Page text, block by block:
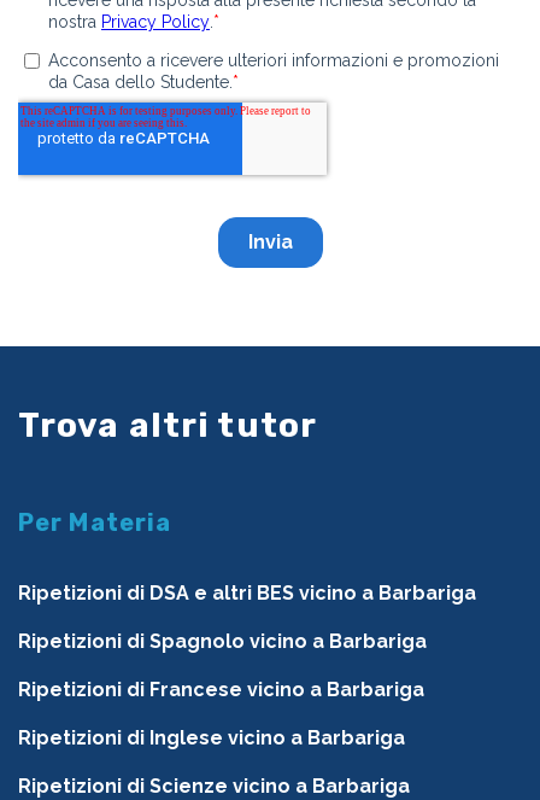
Trova altri tutor
Per Materia
Ripetizioni di DSA e altri BES vicino a Barbariga
Ripetizioni di Spagnolo vicino a Barbariga
Ripetizioni di Francese vicino a Barbariga
Ripetizioni di Inglese vicino a Barbariga
Ripetizioni di Scienze vicino a Barbariga